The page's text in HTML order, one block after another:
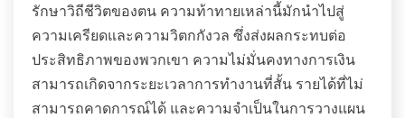
รักษาวิถีชีวิตของตน ความท้าทายเหล่านี้มักนำไปสู่
ความเครียดและความวิตกกังวล ซึ่งส่งผลกระทบต่อ
ประสิทธิภาพของพวกเขา ความไม่มั่นคงทางการเงิน
สามารถเกิดจากระยะเวลาการทำงานที่สั้น รายได้ที่ไม่
สามารถคาดการณ์ได้ และความจำเป็นในการวางแผน